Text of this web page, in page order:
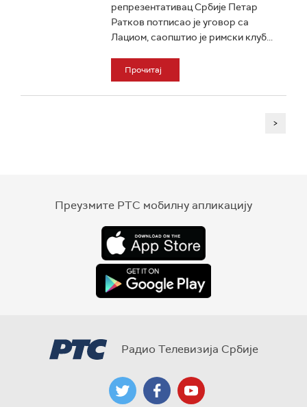
репрезентативац Србије Петар
Ратков потписао је уговор са
Лациом, саопштио је римски клуб...
Прочитај
>
Преузмите РТС мобилну апликацију
Радио Телевизија Србије